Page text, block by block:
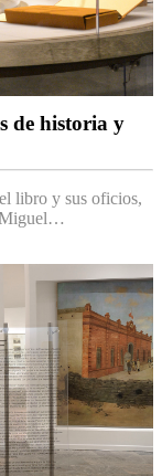
de historia y
libro y sus oficios,
Miguel…